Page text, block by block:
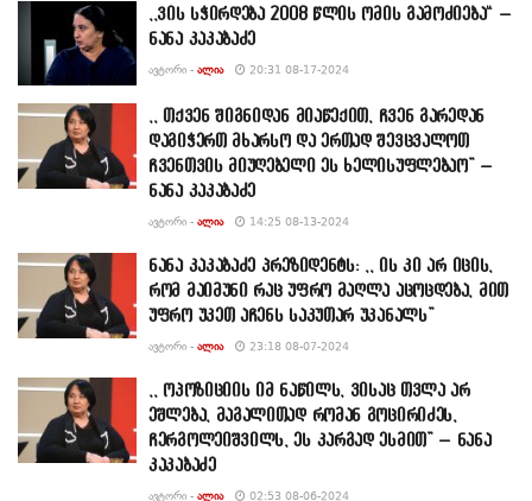
,,ვის სჭირდება 2008 წლის ომის გამოძიება“ –
ნანა კაკაბაძე
ᲐᲕᲢᲝᲠᲘ - ᲐᲚᲘᲐ 20:31 08-17-2024
,, თქვენ შიგნიდან მიაწექით, ჩვენ გარედან
დაგიჭერთ მხარსო და ერთად შევცვალოთ
ჩვენთვის მიუღებელი ეს ხელისუფლებაო” –
ნანა კაკაბაძე
ᲐᲕᲢᲝᲠᲘ - ᲐᲚᲘᲐ 14:25 08-13-2024
ნანა კაკაბაძე პრეზიდენტს: ,, ის კი არ იცის,
რომ მაიმუნი რაც უფრო მაღლა აცოცდება, მით
უფრო უკეთ აჩენს საკუთარ უკანალს”
ᲐᲕᲢᲝᲠᲘ - ᲐᲚᲘᲐ 23:18 08-07-2024
,, ოპოზიციის იმ ნაწილს, ვისაც თვლა არ
ეშლება, მაგალითად რომან გოცირიძეს,
ჩერგოლეიშვილს, ეს კარგად ესმით” – ნანა
კაკაბაძე
ᲐᲕᲢᲝᲠᲘ - ᲐᲚᲘᲐ 02:53 08-06-2024